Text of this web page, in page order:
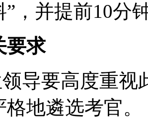
”，并提前10分
要求
导要高度重
地遴选考官。